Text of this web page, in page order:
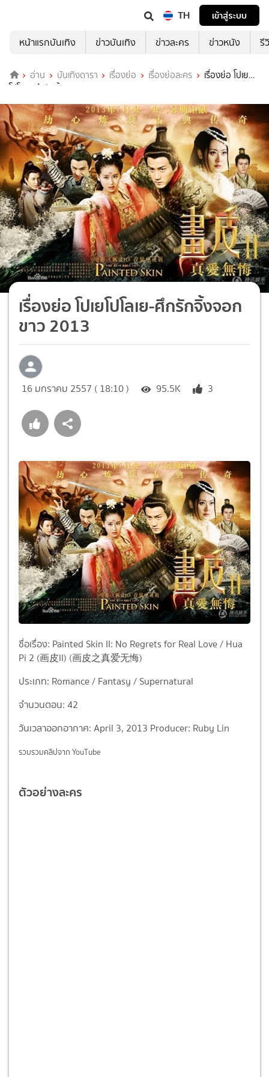
TH
เข้าสู่ระบบ
หน้าแรกบันเทิง
ข่าวบันเทิง ข่าวละคร ข่าวหนัง รี
อ่าน บันเทิงดารา เรื่องย่อ เรื่องย่อละคร
เรื่องย่อ โปเย
โปโลเย-ศึกรักจิ้งจอกขาว 2013
เรื่องย่อ โปเยโปโลเย-ศึกรักจิ้งจอก
ขาว 2013
16 มกราคม 2557 ( 18:10 ) 95.5K 3
ชื่อเรื่อง: Painted Skin II: No Regrets for Real Love / Hua
Pi 2 (画皮ll) (画皮之真爱无悔)
ประเภท: Romance / Fantasy / Supernatural
จำนวนตอน: 42
วันเวลาออกอากาศ: April 3, 2013 Producer: Ruby Lin
รวบรวมคลิปจาก YouTube
ตัวอย่างละคร